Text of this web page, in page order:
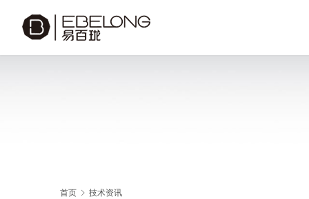
首页 技术资讯